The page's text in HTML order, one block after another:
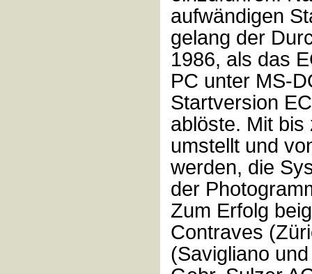
aufwändigen
gelang der
1986, als das
PC unter MS-
Startversion
ablöste. Mit bis
umstellt und
werden, die
der
Zum Erfolg
Contraves
(Savigliano